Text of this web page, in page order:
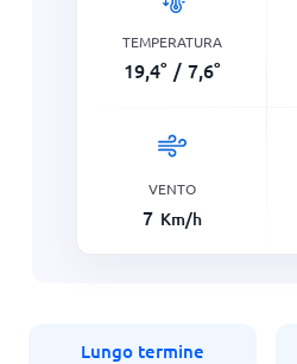
TEMPERATURA
19,4° / 7,6°
VENTO
7 Km/h
Lungo termine